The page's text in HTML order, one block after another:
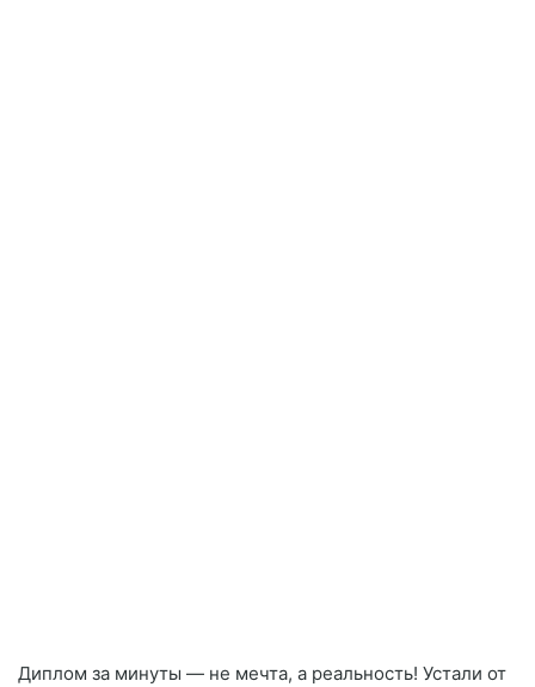
Диплом за минуты — не мечта, а реальность! Устали от